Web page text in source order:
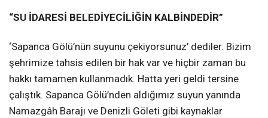
“SU İDARESİ BELEDİYECİLİĞİN KALBİNDEDİR”
‘Sapanca Gölü’nün suyunu çekiyorsunuz’ dediler. Bizim
şehrimize tahsis edilen bir hak var ve hiçbir zaman bu
hakkı tamamen kullanmadık. Hatta yeri geldi tersine
çalıştık. Sapanca Gölü’nden aldığımız suyun yanında
Namazgâh Barajı ve Denizli Göleti gibi kaynaklar